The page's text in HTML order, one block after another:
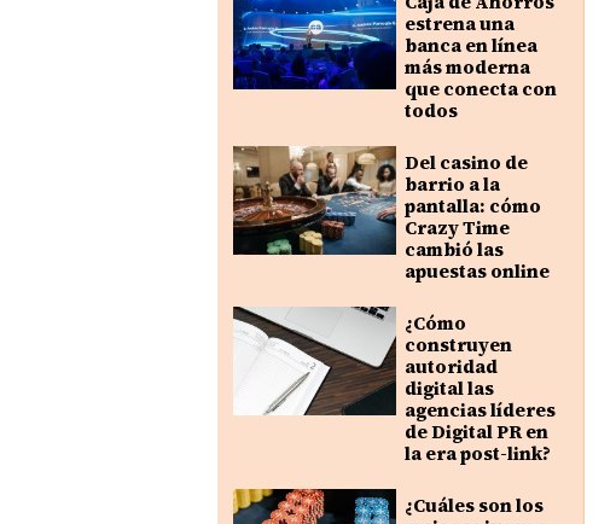
estrena una
banca en línea
más moderna
que conecta con
todos
Del casino de
barrio a la
pantalla: cómo
Crazy Time
cambió las
apuestas online
¿Cómo
construyen
autoridad
digital las
agencias líderes
de Digital PR en
la era post-link?
¿Cuáles son los